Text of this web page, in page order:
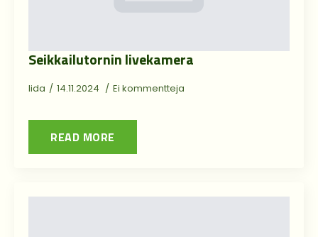
Seikkailutornin livekamera
Iida 14.11.2024 Ei kommentteja
READ MORE